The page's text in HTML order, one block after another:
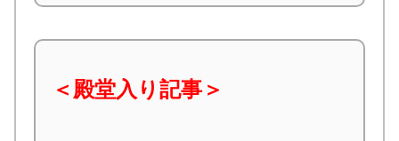
＜殿堂入り記事＞